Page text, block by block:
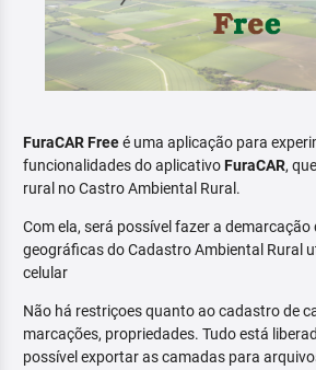
FuraCAR Freeé uma aplicação para
funcionalidades do aplicativoFuraCAR,
rural no Castro Ambiental Rural.
Com ela, será possível fazer a
geográficas do Cadastro Ambiental Rural
celular
Não há restriçoes quanto ao cadastro de
marcações, propriedades. Tudo está
possível exportar as camadas para